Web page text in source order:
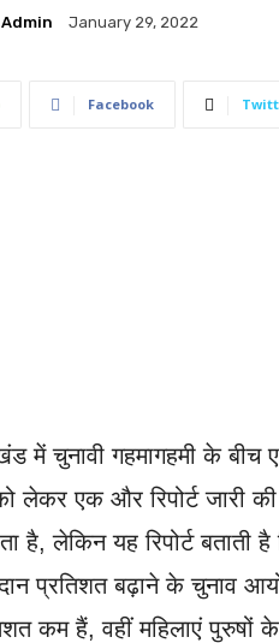
January 29, 2022
Facebook
में चुनावी गहमागहमी के
लेकर एक और रिपोर्ट जारी
है, लेकिन यह रिपोर्ट बताती
प्रतिशत बढ़ाने के चुनाव
कम हैं, वहीं महिलाएं पुरुषों